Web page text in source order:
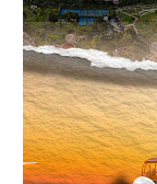
学术中国
城市
彩票
公益